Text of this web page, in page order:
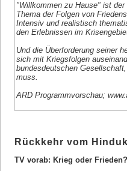
"Willkommen zu Hause" ist
Thema der Folgen von
Intensiv und realistisch
den Erlebnissen im
Und die Überforderung seiner
sich mit Kriegsfolgen
bundesdeutschen
muss.
ARD Programmvorschau;
Rückkehr vom
TV vorab: Krieg oder Frieden?